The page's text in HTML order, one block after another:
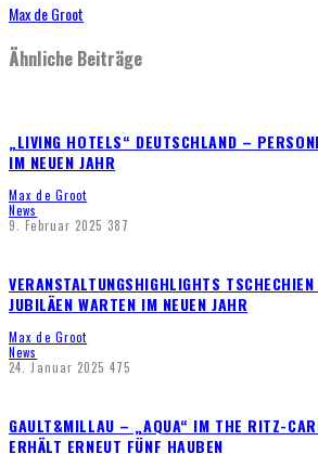
Max de Groot
Ähnliche Beiträge
„LIVING HOTELS“ DEUTSCHLAND –
IM NEUEN JAHR
Max de Groot
News
9. Februar 2025 387
VERANSTALTUNGSHIGHLIGHTS
JUBILÄEN WARTEN IM NEUEN JAHR
Max de Groot
News
24. Januar 2025 475
GAULT&MILLAU – „AQUA“ IM THE RITZ-
ERHÄLT ERNEUT FÜNF HAUBEN